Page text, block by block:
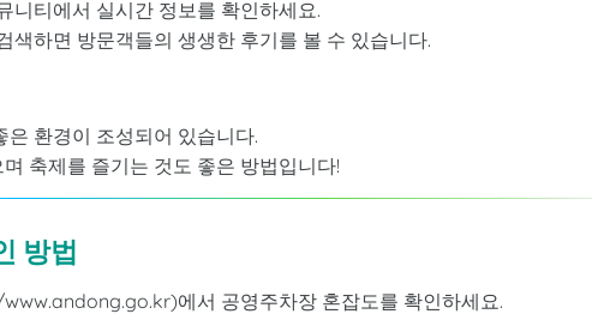
니티에서 실시간 정보를 확인하세요.
색하면 방문객들의 생생한 후기를 볼 수 있습니다.
환경이 조성되어 있습니다.
축제를 즐기는 것도 좋은 방법입니다!
방법
에서 공영주차장 혼잡도를 확인하세요.